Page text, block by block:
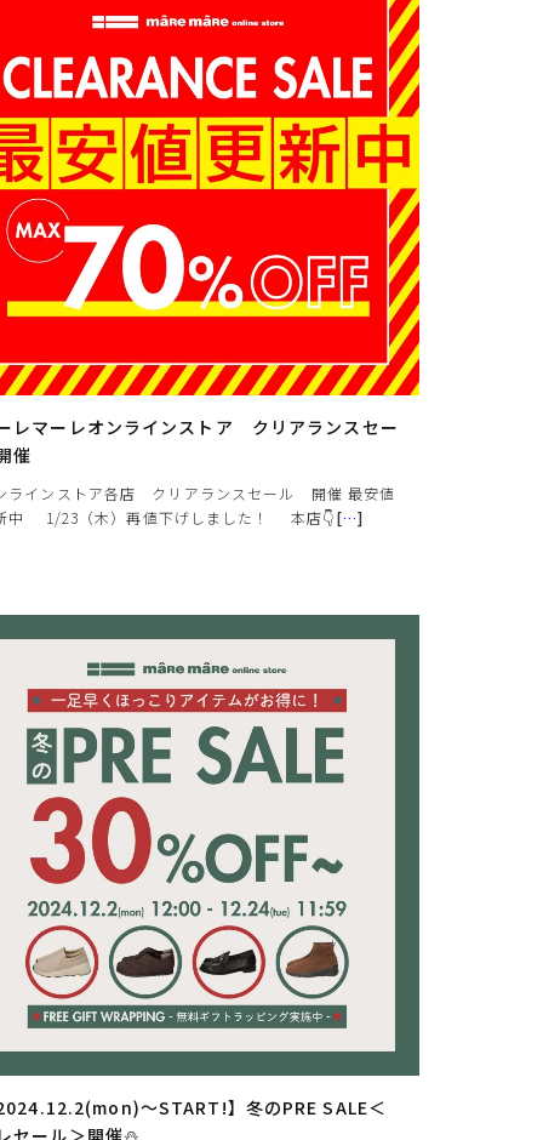
レマーレオンラインストア クリアランスセー
催
ラインストア各店 クリアランスセール 開催 最安値
中 1/23（木）再値下げしました！ 本店👇[…]
～START!】冬のPRE SALE＜
セール＞開催⛄
ジットカードでのお支払いについて
のカード会社がお使いいただけます。
支払いは、お客様がお持ちのクレジットカード会社の会員規約に基
支払・配送について